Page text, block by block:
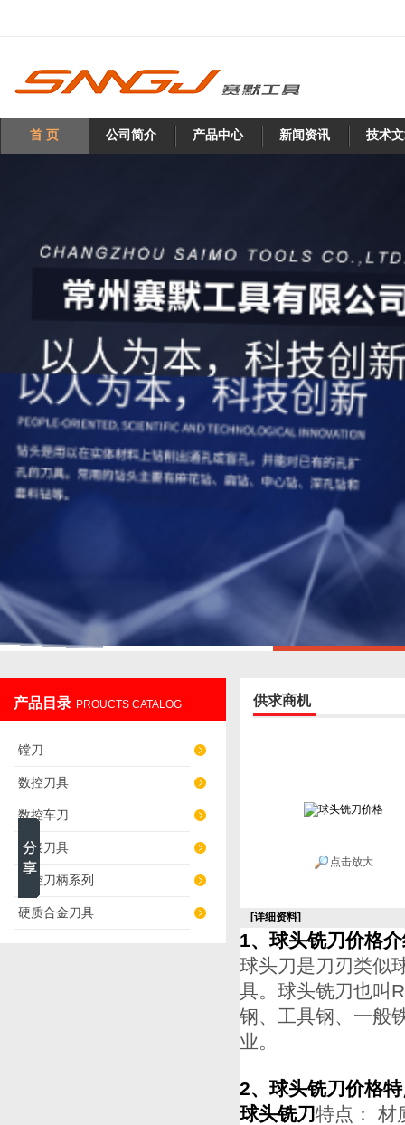
首 页 公司简介 产品中心 新闻资讯 技术
产品目录 PROUCTS CATALOG
镗刀
数控刀具
数控车刀
焊接刀具
数控刀柄系列
硬质合金刀具
供求商机
点击放大
[详细资料]
1、球头铣刀价格
球头刀是刀刃类似
具。球头铣刀也叫
钢、工具钢、一般
业。
2、球头铣刀价格
球头铣刀特点： 材